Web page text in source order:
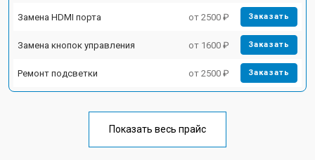
Замена HDMI порта от 2500 ₽ Заказать
Замена кнопок управления от 1600 ₽ Заказать
Ремонт подсветки от 2500 ₽ Заказать
Показать весь прайс